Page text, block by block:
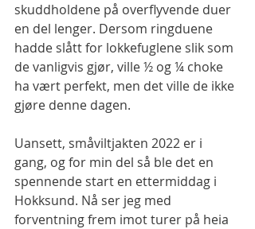
skuddholdene på overflyvende duer
en del lenger. Dersom ringduene
hadde slått for lokkefuglene slik som
de vanligvis gjør, ville ½ og ¼ choke
ha vært perfekt, men det ville de ikke
gjøre denne dagen.
Uansett, småviltjakten 2022 er i
gang, og for min del så ble det en
spennende start en ettermiddag i
Hokksund. Nå ser jeg med
forventning frem imot turer på heia